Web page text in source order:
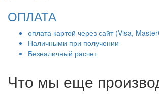
ОПЛАТА
оплата картой через сайт (Visa,
Наличными при получении
Безналичный расчет
Что мы еще